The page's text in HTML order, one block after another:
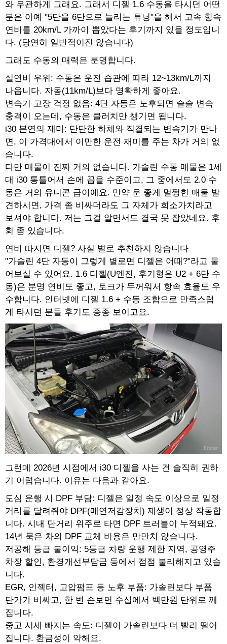
와 무관하게 그래요. 그래서 디젤 1.6 수동을 타시던 어떤
분은 아예 "5단을 6단으로 늘리는 튜닝"을 해서 고속 항속
연비를 20km/L 가까이 뽑았다는 후기까지 있을 정도입니
다. (당연히 일반적이진 않습니다)
그래도 수동의 매력은 분명합니다.
실연비 우위: 수동은 운전 습관에 따라 12~13km/L까지
나옵니다. 자동(11km/L)보다 명확하게 좋아요.
변속기 고장 걱정 없음: 4단 자동은 노후되면 슬슬 변속
충격이 오는데, 수동은 클러치만 챙기면 됩니다.
i30 본연의 재미: 단단한 하체와 직결되는 변속기가 만나
면, 이 가격대에서 이만한 운전 재미를 주는 차가 거의 없
습니다.
다만 매물이 진짜 거의 없습니다. 가솔린 수동 매물은 1세
대 i30 통틀어서 손에 꼽을 수준이고, 그 중에서도 2.0 수
동은 거의 유니콘 급이에요. 만약 운 좋게 멀쩡한 매물 발
견하시면, 가격 좀 비싸더라도 그 자체가 희소가치라고
보셔야 합니다. 저는 그걸 알면서도 결국 못 잡았네요. 후
회 좀 있습니다.
연비 따지면 디젤? 사실 별로 추천하지 않습니다
"가솔린 4단 자동이 그렇게 별로면 디젤은 어때?"라고 물
어보실 수 있어요. 1.6 디젤(U엔진, 후기형은 U2 + 6단 수
동)은 분명 연비도 좋고, 토크가 두꺼워서 항속 효율도 우
수합니다. 인터넷에 디젤 1.6 + 수동 조합으로 만족스럽
게 타시던 분들 후기도 종종 보이고요.
그런데 2026년 시점에서 i30 디젤을 사는 건 솔직히 권하
기 어렵습니다. 이유는 다음과 같아요.
도심 운행 시 DPF 부담: 디젤은 일정 속도 이상으로 일정
거리를 달려줘야 DPF(매연저감장치) 재생이 정상 작동합
니다. 시내 단거리 위주로 타면 DPF 트러블이 누적돼요.
14년 묵은 차의 DPF 교체 비용은 만만치 않습니다.
저공해 등급 불이익: 5등급 차량 운행 제한 지역, 공영주
차장 할인, 환경개선부담금 등에서 점점 불리해지고 있습
니다.
EGR, 인젝터, 고압펌프 등 노후 부품: 가솔린보다 부품
단가가 비싸고, 한 번 손보면 수십에서 백만원 단위로 깨
집니다.
중고 시세 빠지는 속도: 디젤이 가솔린보다 더 빨리 떨어
집니다. 환금성이 약해요.